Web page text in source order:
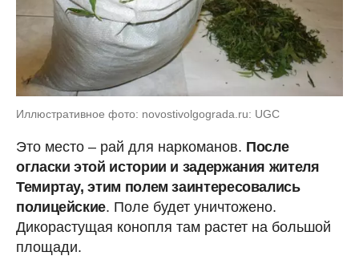
Иллюстративное фото: novostivolgograda.ru: UGC
Это место – рай для наркоманов. После
огласки этой истории и задержания жителя
Темиртау, этим полем заинтересовались
полицейские. Поле будет уничтожено.
Дикорастущая конопля там растет на большой
площади.